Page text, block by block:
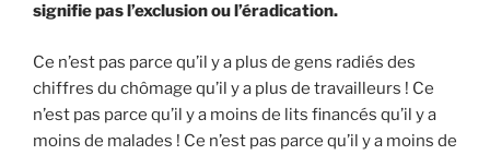
signifie pas l’exclusion ou l’éradication.
Ce n’est pas parce qu’il y a plus de gens radiés des
chiffres du chômage qu’il y a plus de travailleurs ! Ce
n’est pas parce qu’il y a moins de lits financés qu’il y a
moins de malades ! Ce n’est pas parce qu’il y a moins de